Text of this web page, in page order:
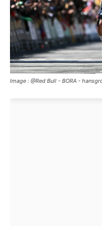
Image : @Red Bull - BORA -